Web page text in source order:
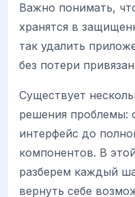
Важно понимать,
хранятся в
так удалить
без потери
Существует
решения проблемы:
интерфейс до
компонентов. В
разберем каждый
вернуть себе